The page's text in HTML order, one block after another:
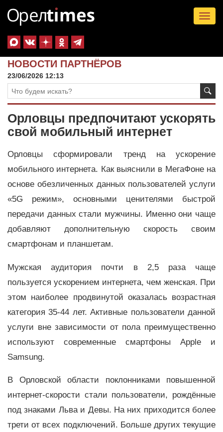
НОВОСТИ ПАРТНЁРОВ
23/06/2026 12:13
Орловцы предпочитают ускорять
свой мобильный интернет
Орловцы сформировали тренд на ускорение
мобильного интернета. Как выяснили в МегаФоне на
основе обезличенных данных пользователей услуги
«5G режим», основными ценителями быстрой
передачи данных стали мужчины. Именно они чаще
добавляют дополнительную скорость своим
смартфонам и планшетам.
Мужская аудитория почти в 2,5 раза чаще
пользуется ускорением интернета, чем женская. При
этом наиболее продвинутой оказалась возрастная
категория 35-44 лет. Активные пользователи данной
услуги вне зависимости от пола преимущественно
используют современные смартфоны Apple и
Samsung.
В Орловской области поклонниками повышенной
интернет-скорости стали пользователи, рождённые
под знаками Льва и Девы. На них приходится более
трети от всех подключений. Больше других текущие